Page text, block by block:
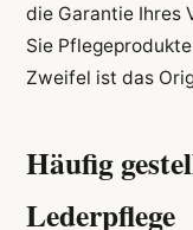
die Garantie Ihres
Sie
Zweifel ist das
Häufig
Lederpflege